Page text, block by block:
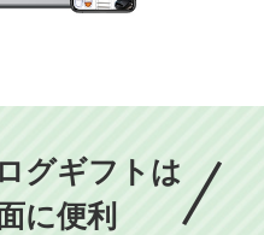
グギフトは
に便利